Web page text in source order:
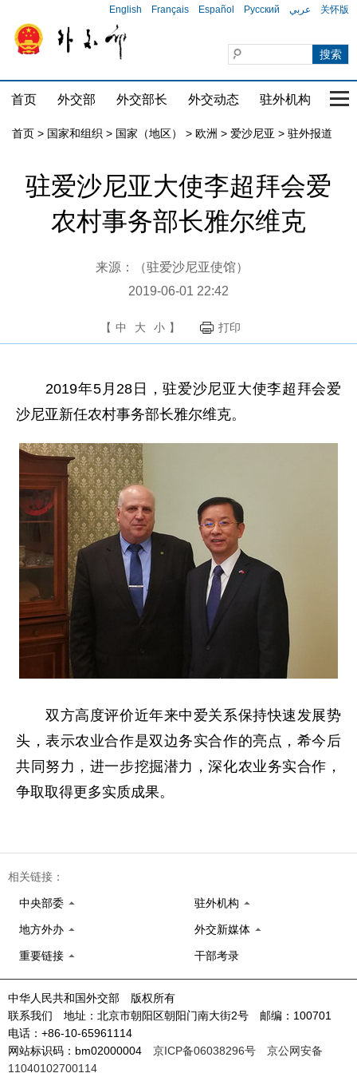
English Français Español Русский عربي 关怀版
首页 外交部 外交部长 外交动态 驻外机构 国
首页 > 国家和组织 > 国家（地区） > 欧洲 > 爱沙尼亚 > 驻外报道
驻爱沙尼亚大使李超拜会爱
农村事务部长雅尔维克
来源：（驻爱沙尼亚使馆）
2019-06-01 22:42
【 中 大 小 】 打印
2019年5月28日，驻爱沙尼亚大使李超拜会爱
沙尼亚新任农村事务部长雅尔维克。
双方高度评价近年来中爱关系保持快速发展势
头，表示农业合作是双边务实合作的亮点，希今后
共同努力，进一步挖掘潜力，深化农业务实合作，
争取取得更多实质成果。
相关链接：
中央部委 驻外机构
地方外办 外交新媒体
重要链接 干部考录
中华人民共和国外交部 版权所有
联系我们 地址：北京市朝阳区朝阳门南大街2号 邮编：100701
电话：+86-10-65961114
网站标识码：bm02000004 京ICP备06038296号
京公网安备
11040102700114